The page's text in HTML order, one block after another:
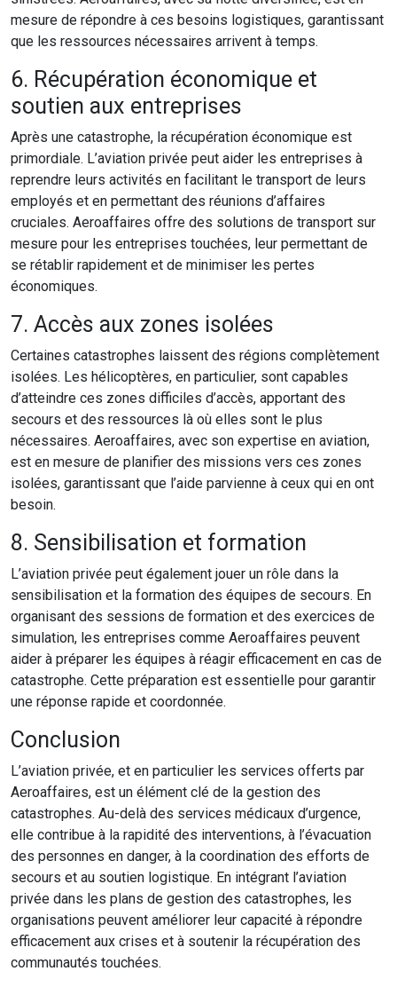
mesure de répondre à ces besoins logistiques, garantissant
que les ressources nécessaires arrivent à temps.
6. Récupération économique et
soutien aux entreprises
Après une catastrophe, la récupération économique est
primordiale. L’aviation privée peut aider les entreprises à
reprendre leurs activités en facilitant le transport de leurs
employés et en permettant des réunions d’affaires
cruciales. Aeroaffaires offre des solutions de transport sur
mesure pour les entreprises touchées, leur permettant de
se rétablir rapidement et de minimiser les pertes
économiques.
7. Accès aux zones isolées
Certaines catastrophes laissent des régions complètement
isolées. Les hélicoptères, en particulier, sont capables
d’atteindre ces zones difficiles d’accès, apportant des
secours et des ressources là où elles sont le plus
nécessaires. Aeroaffaires, avec son expertise en aviation,
est en mesure de planifier des missions vers ces zones
isolées, garantissant que l’aide parvienne à ceux qui en ont
besoin.
8. Sensibilisation et formation
L’aviation privée peut également jouer un rôle dans la
sensibilisation et la formation des équipes de secours. En
organisant des sessions de formation et des exercices de
simulation, les entreprises comme Aeroaffaires peuvent
aider à préparer les équipes à réagir efficacement en cas de
catastrophe. Cette préparation est essentielle pour garantir
une réponse rapide et coordonnée.
Conclusion
L’aviation privée, et en particulier les services offerts par
Aeroaffaires, est un élément clé de la gestion des
catastrophes. Au-delà des services médicaux d’urgence,
elle contribue à la rapidité des interventions, à l’évacuation
des personnes en danger, à la coordination des efforts de
secours et au soutien logistique. En intégrant l’aviation
privée dans les plans de gestion des catastrophes, les
organisations peuvent améliorer leur capacité à répondre
efficacement aux crises et à soutenir la récupération des
communautés touchées.